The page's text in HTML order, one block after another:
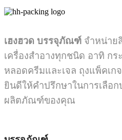
เฮงฮวด บรรจุภัณฑ์ จำหน่า
เครื่องสำอางทุกชนิด อาทิ ก
หลอดครีมและเจล ถุงแพ็คเก
ยินดีให้คำปรึกษาในการเลือ
ผลิตภัณฑ์ของคุณ